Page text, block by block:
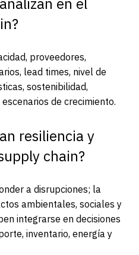
proveedores,
lead times, nivel de
sostenibilidad,
de crecimiento.
resiliencia y
chain?
a disrupciones; la
ambientales, sociales y
integrarse en decisiones
inventario, energía y